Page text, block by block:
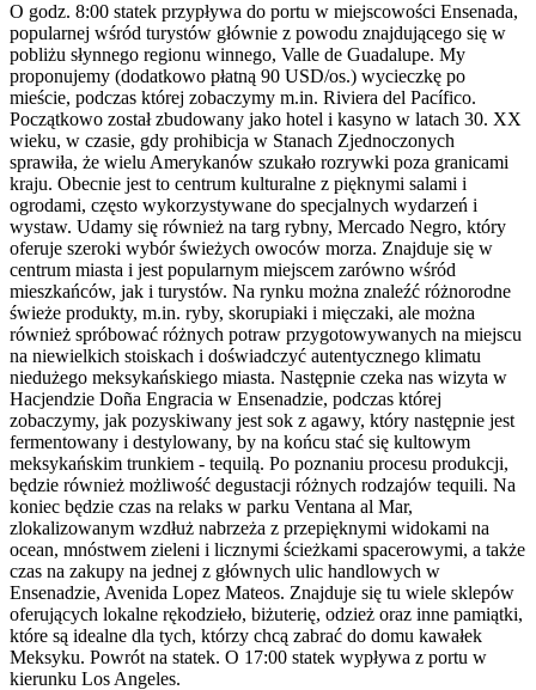
O godz. 8:00 statek przypływa do portu w miejscowości Ensenada,
popularnej wśród turystów głównie z powodu znajdującego się w
pobliżu słynnego regionu winnego, Valle de Guadalupe. My
proponujemy (dodatkowo płatną 90 USD/os.) wycieczkę po
mieście, podczas której zobaczymy m.in. Riviera del Pacífico.
Początkowo został zbudowany jako hotel i kasyno w latach 30. XX
wieku, w czasie, gdy prohibicja w Stanach Zjednoczonych
sprawiła, że wielu Amerykanów szukało rozrywki poza granicami
kraju. Obecnie jest to centrum kulturalne z pięknymi salami i
ogrodami, często wykorzystywane do specjalnych wydarzeń i
wystaw. Udamy się również na targ rybny, Mercado Negro, który
oferuje szeroki wybór świeżych owoców morza. Znajduje się w
centrum miasta i jest popularnym miejscem zarówno wśród
mieszkańców, jak i turystów. Na rynku można znaleźć różnorodne
świeże produkty, m.in. ryby, skorupiaki i mięczaki, ale można
również spróbować różnych potraw przygotowywanych na miejscu
na niewielkich stoiskach i doświadczyć autentycznego klimatu
niedużego meksykańskiego miasta. Następnie czeka nas wizyta w
Hacjendzie Doña Engracia w Ensenadzie, podczas której
zobaczymy, jak pozyskiwany jest sok z agawy, który następnie jest
fermentowany i destylowany, by na końcu stać się kultowym
meksykańskim trunkiem - tequilą. Po poznaniu procesu produkcji,
będzie również możliwość degustacji różnych rodzajów tequili. Na
koniec będzie czas na relaks w parku Ventana al Mar,
zlokalizowanym wzdłuż nabrzeża z przepięknymi widokami na
ocean, mnóstwem zieleni i licznymi ścieżkami spacerowymi, a także
czas na zakupy na jednej z głównych ulic handlowych w
Ensenadzie, Avenida Lopez Mateos. Znajduje się tu wiele sklepów
oferujących lokalne rękodzieło, biżuterię, odzież oraz inne pamiątki,
które są idealne dla tych, którzy chcą zabrać do domu kawałek
Meksyku. Powrót na statek. O 17:00 statek wypływa z portu w
kierunku Los Angeles.